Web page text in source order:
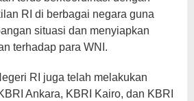
RI di berbagai negara guna
situasi dan menyiapkan
terhadap para WNI.
RI juga telah melakukan
Ankara, KBRI Kairo, dan KBRI